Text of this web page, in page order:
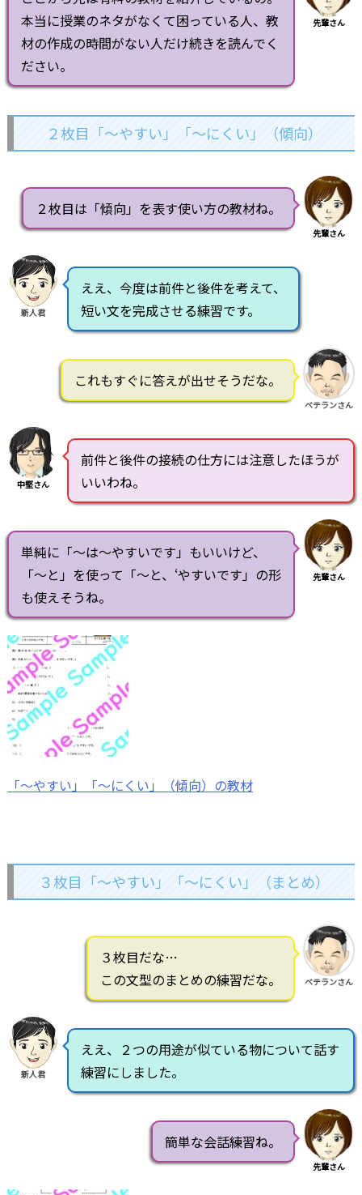
本当に授業のネタがなくて困っている人、教
材の作成の時間がない人だけ続きを読んでく
ださい。
先輩さん
２枚目「～やすい」「～にくい」（傾向）
２枚目は「傾向」を表す使い方の教材ね。
先輩さん
新人君
ええ、今度は前件と後件を考えて、
短い文を完成させる練習です。
これもすぐに答えが出せそうだな。
ベテランさん
中堅さん
前件と後件の接続の仕方には注意したほうが
いいわね。
単純に「～は～やすいです」もいいけど、
「～と」を使って「～と、‘やすいです」の形
も使えそうね。
先輩さん
「～やすい」「～にくい」（傾向）の教材
３枚目「～やすい」「～にくい」（まとめ）
３枚目だな…
この文型のまとめの練習だな。
ベテランさん
新人君
ええ、２つの用途が似ている物について話す
練習にしました。
簡単な会話練習ね。
先輩さん